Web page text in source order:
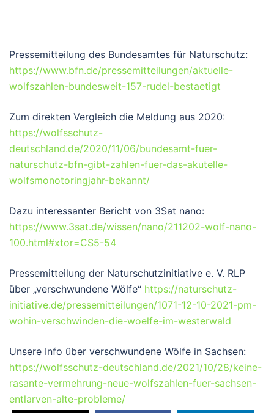
Pressemitteilung des Bundesamtes für Naturschutz:
https://www.bfn.de/pressemitteilungen/aktuelle-
wolfszahlen-bundesweit-157-rudel-bestaetigt
Zum direkten Vergleich die Meldung aus 2020:
https://wolfsschutz-
deutschland.de/2020/11/06/bundesamt-fuer-
naturschutz-bfn-gibt-zahlen-fuer-das-akutelle-
wolfsmonotoringjahr-bekannt/
Dazu interessanter Bericht von 3Sat nano:
https://www.3sat.de/wissen/nano/211202-wolf-nano-
100.html#xtor=CS5-54
Pressemitteilung der Naturschutzinitiative e. V. RLP
über „verschwundene Wölfe“ https://naturschutz-
initiative.de/pressemitteilungen/1071-12-10-2021-pm-
wohin-verschwinden-die-woelfe-im-westerwald
Unsere Info über verschwundene Wölfe in Sachsen:
https://wolfsschutz-deutschland.de/2021/10/28/keine-
rasante-vermehrung-neue-wolfszahlen-fuer-sachsen-
entlarven-alte-probleme/